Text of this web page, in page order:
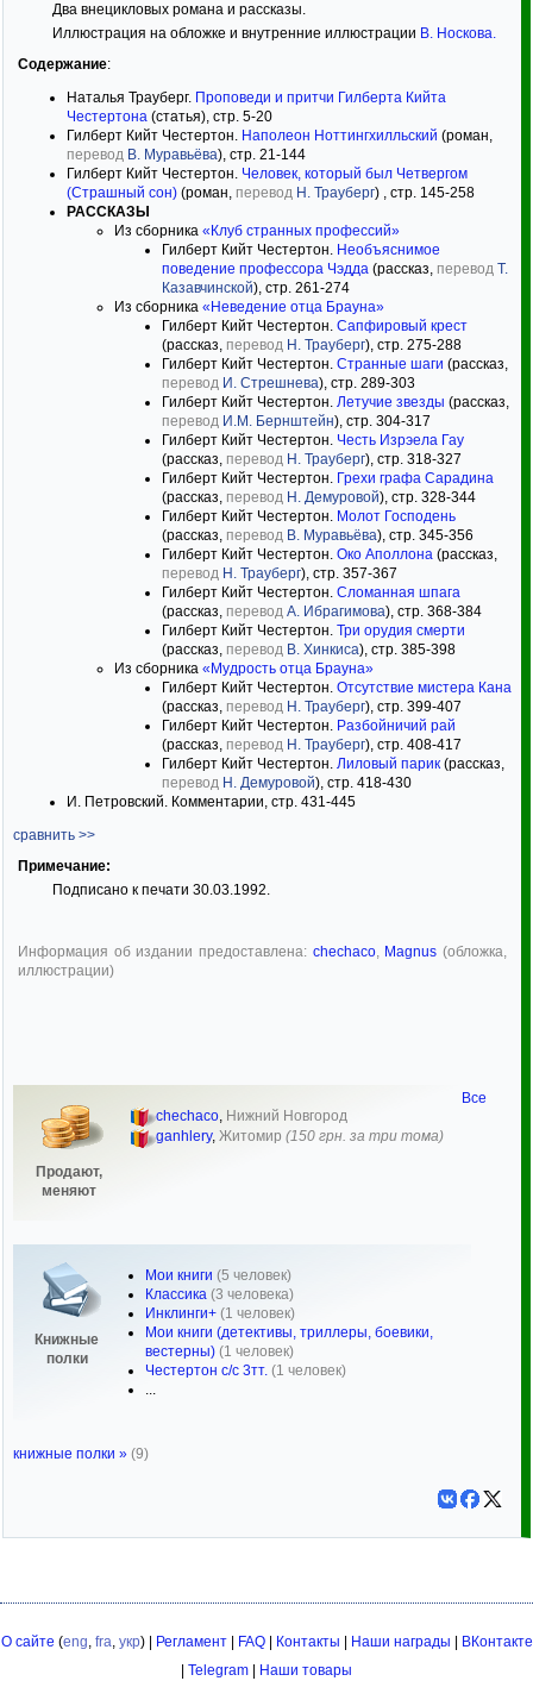
Два внецикловых романа и рассказы.
Иллюстрация на обложке и внутренние иллюстрации В. Носкова.
Содержание:
Наталья Трауберг. Проповеди и притчи Гилберта Кийта
Честертона (статья), стр. 5-20
Гилберт Кийт Честертон. Наполеон Ноттингхилльский (роман,
перевод В. Муравьёва), стр. 21-144
Гилберт Кийт Честертон. Человек, который был Четвергом
(Страшный сон) (роман, перевод Н. Трауберг) , стр. 145-258
РАССКАЗЫ
Из сборника «Клуб странных профессий»
Гилберт Кийт Честертон. Необъяснимое
поведение профессора Чэдда (рассказ, перевод Т.
Казавчинской), стр. 261-274
Из сборника «Неведение отца Брауна»
Гилберт Кийт Честертон. Сапфировый крест
(рассказ, перевод Н. Трауберг), стр. 275-288
Гилберт Кийт Честертон. Странные шаги (рассказ,
перевод И. Стрешнева), стр. 289-303
Гилберт Кийт Честертон. Летучие звезды (рассказ,
перевод И.М. Бернштейн), стр. 304-317
Гилберт Кийт Честертон. Честь Изрэела Гау
(рассказ, перевод Н. Трауберг), стр. 318-327
Гилберт Кийт Честертон. Грехи графа Сарадина
(рассказ, перевод Н. Демуровой), стр. 328-344
Гилберт Кийт Честертон. Молот Господень
(рассказ, перевод В. Муравьёва), стр. 345-356
Гилберт Кийт Честертон. Око Аполлона (рассказ,
перевод Н. Трауберг), стр. 357-367
Гилберт Кийт Честертон. Сломанная шпага
(рассказ, перевод А. Ибрагимова), стр. 368-384
Гилберт Кийт Честертон. Три орудия смерти
(рассказ, перевод В. Хинкиса), стр. 385-398
Из сборника «Мудрость отца Брауна»
Гилберт Кийт Честертон. Отсутствие мистера Кана
(рассказ, перевод Н. Трауберг), стр. 399-407
Гилберт Кийт Честертон. Разбойничий рай
(рассказ, перевод Н. Трауберг), стр. 408-417
Гилберт Кийт Честертон. Лиловый парик (рассказ,
перевод Н. Демуровой), стр. 418-430
И. Петровский. Комментарии, стр. 431-445
сравнить >>
Примечание:
Подписано к печати 30.03.1992.
Информация об издании предоставлена: chechaco, Ma­gn­us­ (обложка,
иллюстрации)
Продают,
меняют
chechaco, Нижний Новгород
ganhlery, Житомир (150 грн. за три тома)
Книжные
полки
Мои книги (5 человек)
Классика (3 человека)
Инклинги+ (1 человек)
Мои книги (детективы, триллеры, боевики,
вестерны) (1 человек)
Честертон с/с 3тт. (1 человек)
...
Все
книжные полки » (9)
О сайте (eng, fra, укр) | Регламент| FAQ| Контакты Наши награды
ВКонтакте
Telegram Наши товары